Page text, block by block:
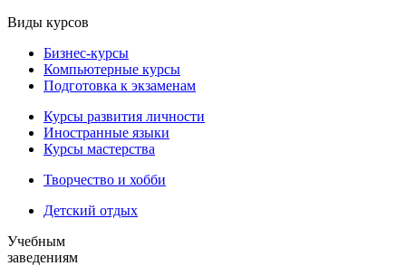
Виды курсов
Бизнес-курсы
Компьютерные курсы
Подготовка к экзаменам
Курсы развития личности
Иностранные языки
Курсы мастерства
Творчество и хобби
Детский отдых
Учебным
заведениям